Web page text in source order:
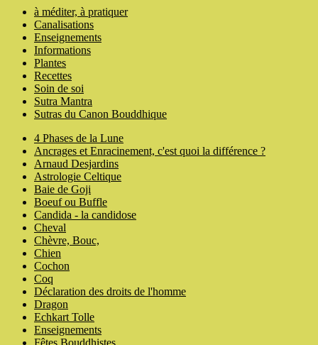
à méditer, à pratiquer
Canalisations
Enseignements
Informations
Plantes
Recettes
Soin de soi
Sutra Mantra
Sutras du Canon Bouddhique
4 Phases de la Lune
Ancrages et Enracinement, c'est quoi la différence ?
Arnaud Desjardins
Astrologie Celtique
Baie de Goji
Boeuf ou Buffle
Candida - la candidose
Cheval
Chèvre, Bouc,
Chien
Cochon
Coq
Déclaration des droits de l'homme
Dragon
Echkart Tolle
Enseignements
Fêtes Bouddhistes